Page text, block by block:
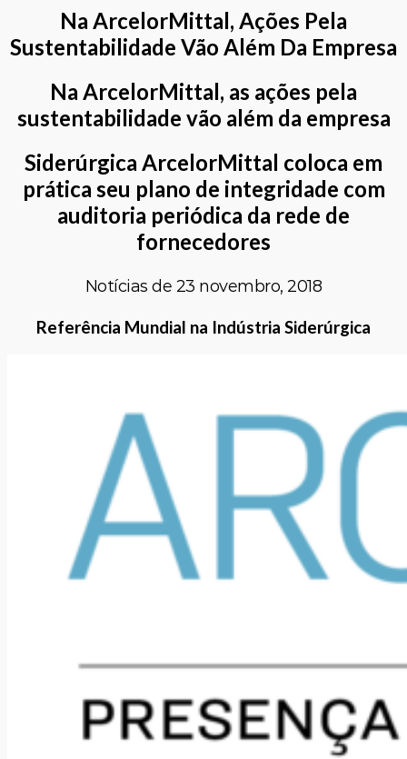
Na ArcelorMittal, Ações Pela
Sustentabilidade Vão Além Da Empresa
Na ArcelorMittal, as ações pela
sustentabilidade vão além da empresa
Siderúrgica ArcelorMittal coloca em
prática seu plano de integridade com
auditoria periódica da rede de
fornecedores
Notícias de 23 novembro, 2018
Referência Mundial na Indústria Siderúrgica